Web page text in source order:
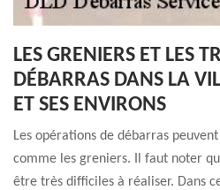
LES GRENIERS ET LES
DÉBARRAS DANS LA
ET SES ENVIRONS
Les opérations de débarras
comme les greniers. Il faut noter
être très difficiles à réaliser. Dans